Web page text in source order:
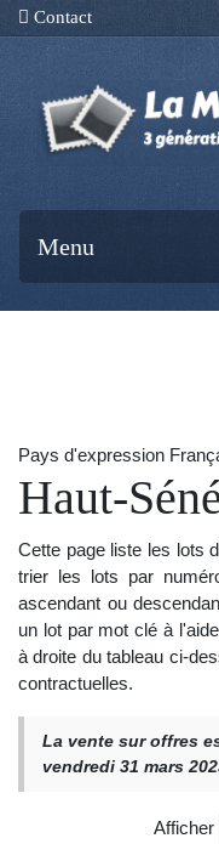
Contact
Menu
Pays d'expression
Haut-
Cette page liste les lots
trier les lots par
ascendant ou
un lot par mot clé à
à droite du tableau ci-
contractuelles.
La vente sur offres
vendredi 31 mars
Afficher